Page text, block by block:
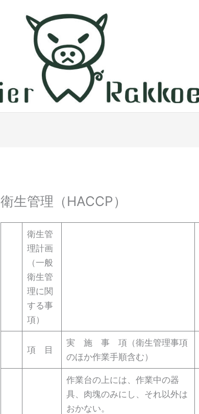
衛生管理（HACCP）
衛生管
理計画
（一般
衛生管
理に関
する事
項）
項 目
実 施 事 項（衛生管理事項
のほか作業手順含む）
作業台の上には、作業中の器
具、肉塊のみにし、それ以外は
おかない。